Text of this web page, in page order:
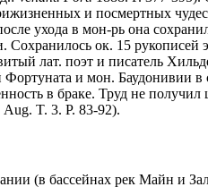
и посмертных
ухода в мон-рь она
ок. 15
лат. поэт и писатель
и мон. Баудонивии
в браке. Труд не
T. 3. P. 83-92).
(в бассейнах рек Майн и